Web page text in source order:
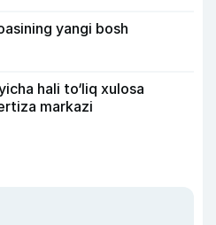
yangi bosh
hali to‘liq xulosa
markazi